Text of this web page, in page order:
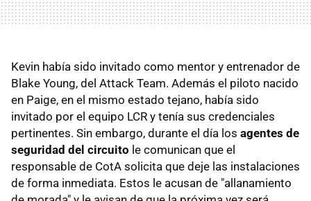
Kevin había sido invitado como mentor y entrenador de
Blake Young, del Attack Team. Además el piloto nacido
en Paige, en el mismo estado tejano, había sido
invitado por el equipo LCR y tenía sus credenciales
pertinentes. Sin embargo, durante el día los agentes de
seguridad del circuito le comunican que el
responsable de CotA solicita que deje las instalaciones
de forma inmediata. Estos le acusan de "allanamiento